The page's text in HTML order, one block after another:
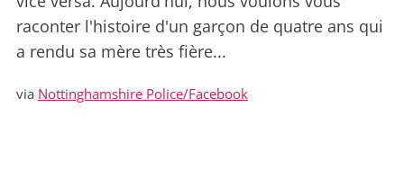
raconter l'histoire d'un garçon de quatre ans qui
a rendu sa mère très fière...
via Nottinghamshire Police/Facebook